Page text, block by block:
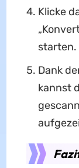
Klicke
starten.
Dank
kannst